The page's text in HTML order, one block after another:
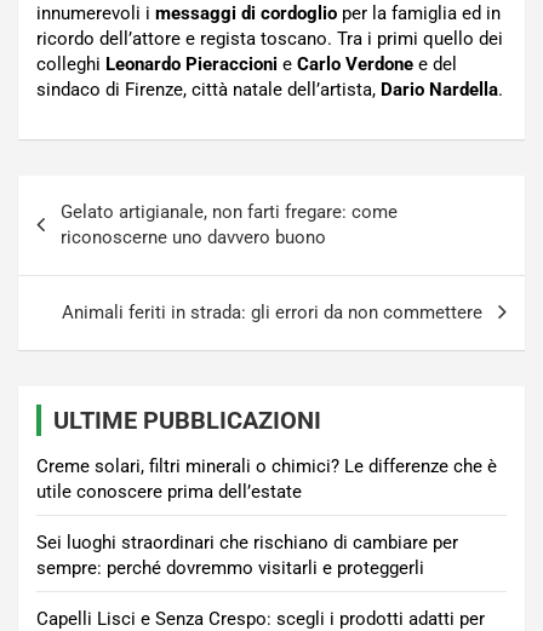
innumerevoli i messaggi di cordoglio per la famiglia ed in
ricordo dell’attore e regista toscano. Tra i primi quello dei
colleghi Leonardo Pieraccioni e Carlo Verdone e del
sindaco di Firenze, città natale dell’artista, Dario Nardella.
articoli
Gelato artigianale, non farti fregare: come
riconoscerne uno davvero buono
Animali feriti in strada: gli errori da non commettere
ULTIME PUBBLICAZIONI
Creme solari, filtri minerali o chimici? Le differenze che è
utile conoscere prima dell’estate
Sei luoghi straordinari che rischiano di cambiare per
sempre: perché dovremmo visitarli e proteggerli
Capelli Lisci e Senza Crespo: scegli i prodotti adatti per